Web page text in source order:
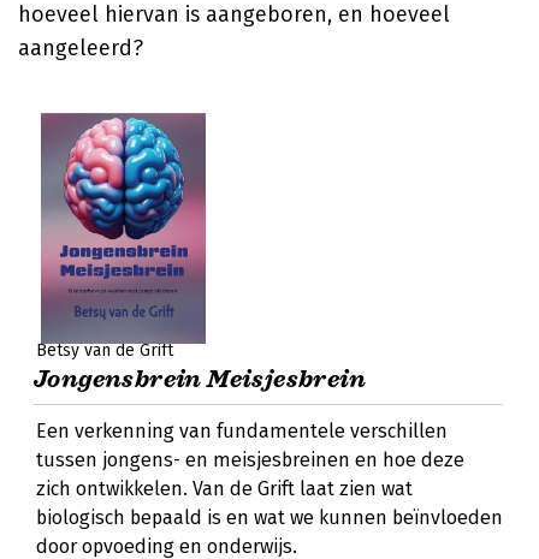
hoeveel hiervan is aangeboren, en hoeveel
aangeleerd?
Betsy van de Grift
Jongensbrein Meisjesbrein
Een verkenning van fundamentele verschillen
tussen jongens- en meisjesbreinen en hoe deze
zich ontwikkelen. Van de Grift laat zien wat
biologisch bepaald is en wat we kunnen beïnvloeden
door opvoeding en onderwijs.